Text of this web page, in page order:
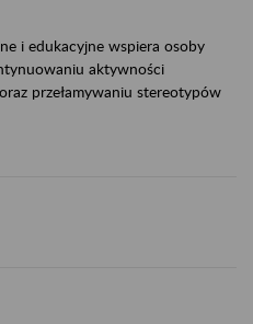
i edukacyjne wspiera osoby
aktywności
przełamywaniu stereotypów